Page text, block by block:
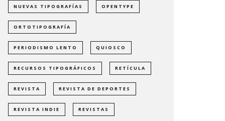
NUEVAS TIPOGRAFÍAS OPENTYPE
ORTOTIPOGRAFÍA
PERIODISMO LENTO QUIOSCO
RECURSOS TIPOGRÁFICOS RETÍCULA
REVISTA REVISTA DE DEPORTES
REVISTA INDIE REVISTAS